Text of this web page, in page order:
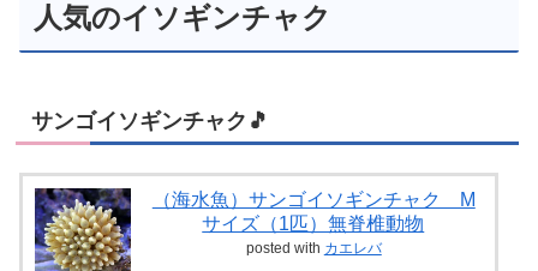
人気のイソギンチャク
サンゴイソギンチャク🎵
（海水魚）サンゴイソギンチャク M
サイズ（1匹）無脊椎動物
posted with カエレバ